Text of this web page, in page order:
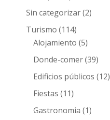
Sin categorizar(2)
Turismo (114)
Alojamiento (5)
Donde-comer(39)
Edificios públicos (12)
Fiestas (11)
Gastronomia (1)